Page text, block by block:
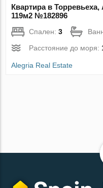
Квартира в
119м2 №182896
Спален:3
Расстояние до моря:
Alegria Real Estate